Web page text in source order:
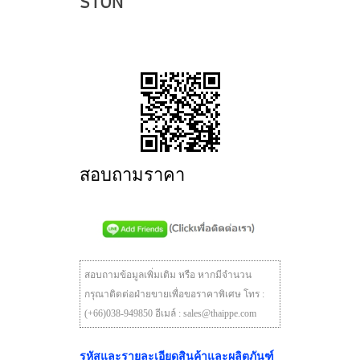
สอบถามราคา
สอบถามข้อมูลเพิ่มเติม หรือ หากมีจำนวน
กรุณาติดต่อฝ่ายขายเพื่อขอราคาพิเศษ โทร :
(+66)038-949850 อีเมล์ : sales@thaippe.com
รหัสและรายละเอียดสินค้าและผลิตภันฑ์